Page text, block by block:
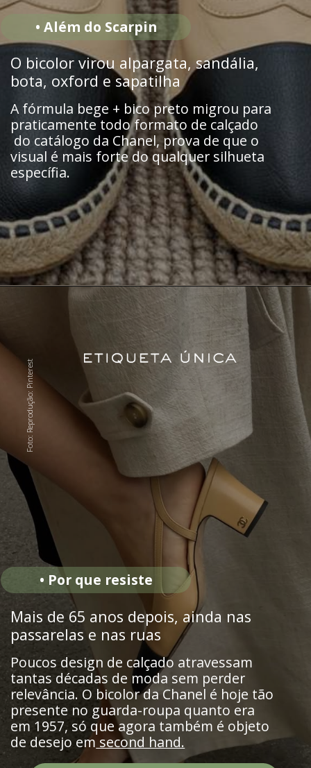
O bicolor virou alpargata, sandália,
bota, oxford e sapatilha
• Além do Scarpin
A fórmula bege + bico preto migrou para
praticamente todo formato de calçado
do catálogo da Chanel, prova de que o
visual é mais forte do qualquer silhueta
específia.
Mais de 65 anos depois, ainda nas
passarelas e nas ruas
• Por que resiste
Poucos design de calçado atravessam
tantas décadas de moda sem perder
relevância. O bicolor da Chanel é hoje tão
presente no guarda-roupa quanto era
em 1957, só que agora também é objeto
de desejo em second hand.
Foto: Reprodução: Pinterest